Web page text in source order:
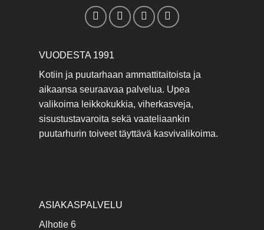
VUODESTA 1991
Kotiin ja puutarhaan ammattitaitoista ja
aikaansa seuraavaa palvelua. Upea
valikoima leikkokukkia, viherkasveja,
sisustustavaroita sekä vaateliaankin
puutarhurin toiveet täyttävä kasvivalikoima.
ASIAKASPALVELU
Alhotie 6